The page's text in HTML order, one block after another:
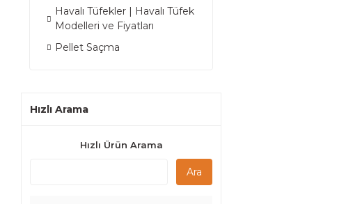
Havalı Tüfekler | Havalı Tüfek
Modelleri ve Fiyatları
Pellet Saçma
Hızlı Arama
Hızlı Ürün Arama
Ara